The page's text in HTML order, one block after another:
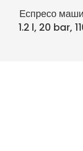
Еспресо
1.2 l, 20 bar,